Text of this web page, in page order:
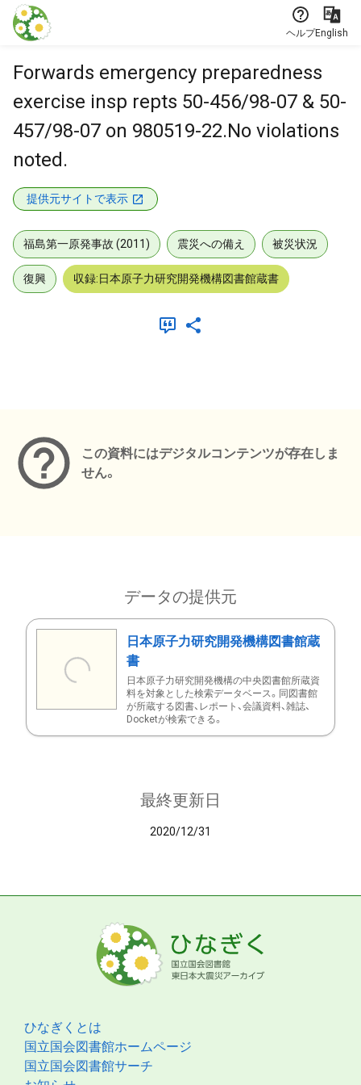
本文に飛ぶ
ヘルプEnglish
Forwards emergency preparedness
exercise insp repts 50-456/98-07 & 50-
457/98-07 on 980519-22.No violations
noted.
提供元サイトで表示
福島第一原発事故 (2011) 震災への備え 被災状況
復興 収録:日本原子力研究開発機構図書館蔵書
この資料にはデジタルコンテンツが存在しま
せん。
データの提供元
日本原子力研究開発機構図書館蔵
書
日本原子力研究開発機構の中央図書館所蔵資
料を対象とした検索データベース。同図書館
が所蔵する図書、レポート、会議資料、雑誌、
Docketが検索できる。
最終更新日
2020/12/31
ひなぎくとは
国立国会図書館ホームページ
国立国会図書館サーチ